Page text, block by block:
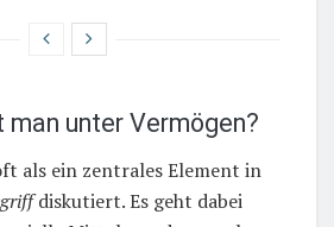
unter Vermögen?
als ein zentrales Element in
diskutiert. Es geht dabei